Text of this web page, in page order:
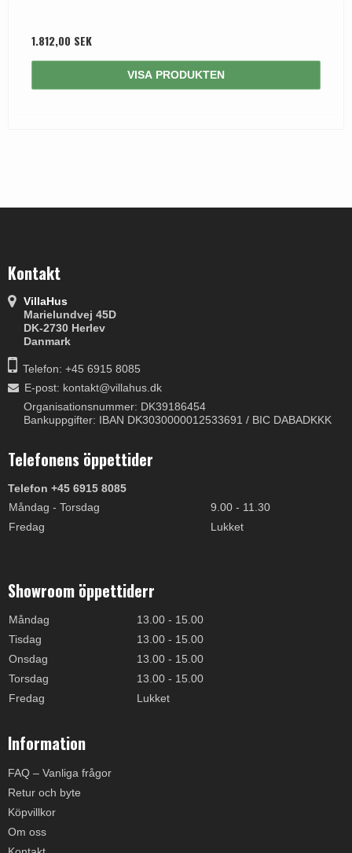
1.812,00 SEK
VISA PRODUKTEN
Kontakt
VillaHus
Marielundvej 45D
DK-2730 Herlev
Danmark
Telefon: +45 6915 8085
E-post: kontakt@villahus.dk
Organisationsnummer: DK39186454
Bankuppgifter: IBAN DK3030000012533691 / BIC DABADKKK
Telefonens öppettider
Telefon +45 6915 8085
Måndag - Torsdag
9.00 - 11.30
Fredag
Lukket
Showroom öppettiderr
Måndag
13.00 - 15.00
Tisdag
13.00 - 15.00
Onsdag
13.00 - 15.00
Torsdag
13.00 - 15.00
Fredag
Lukket
Information
FAQ – Vanliga frågor
Retur och byte
Köpvillkor
Om oss